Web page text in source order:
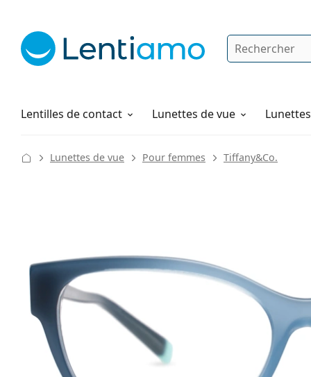
Rechercher
Lentilles de contact
Solutions Lunettes de vue
Comment commander
Lunettes de vue Pour femmes Tiffany&Co.
131 mm
Largeur des verres
Largeur
des verres